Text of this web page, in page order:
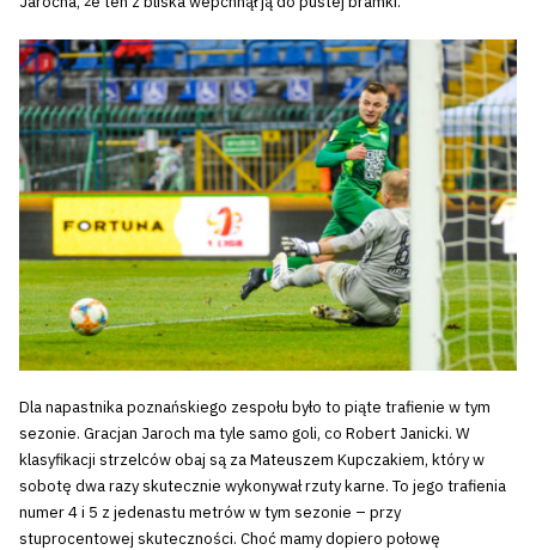
Dla napastnika poznańskiego zespołu było to piąte trafienie w tym
sezonie. Gracjan Jaroch ma tyle samo goli, co Robert Janicki. W
klasyfikacji strzelców obaj są za Mateuszem Kupczakiem, który w
sobotę dwa razy skutecznie wykonywał rzuty karne. To jego trafienia
numer 4 i 5 z jedenastu metrów w tym sezonie – przy
stuprocentowej skuteczności. Choć mamy dopiero połowę